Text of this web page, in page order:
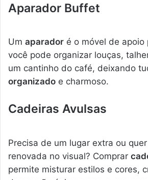
Aparador Buffet
Um aparador é o móvel de
você pode organizar louças,
um cantinho do café, deixando
organizado e charmoso.
Cadeiras Avulsas
Precisa de um lugar extra ou
renovada no visual? Comprar
permite misturar estilos e cores,